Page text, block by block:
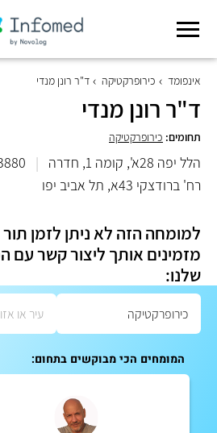
אינפומד כירופרקטיקה ד"ר רונן מנדי
ד"ר רונן מנדי
תחומים: כירופרקטיקה
הלל יפה 28א', קומה 1, חדרה |
רח' ברודצקי 43א, תל אביב יפו
למומחה הזה לא ניתן לזמן
מזמינים אותך ליצור קשר עם
שלנו:
המומחים הכי מבוקשים בתחום: